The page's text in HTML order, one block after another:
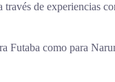
de experiencias
Futaba como para